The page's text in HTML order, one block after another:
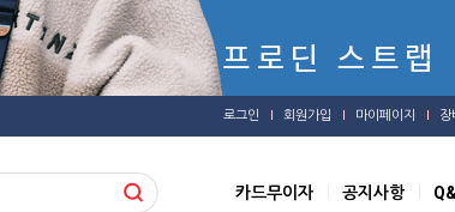
로그인 회원가입 마이페이지 장
카드무이자 공지사항